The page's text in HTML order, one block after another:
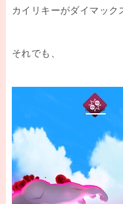
カイリキーがダイマック
それでも、